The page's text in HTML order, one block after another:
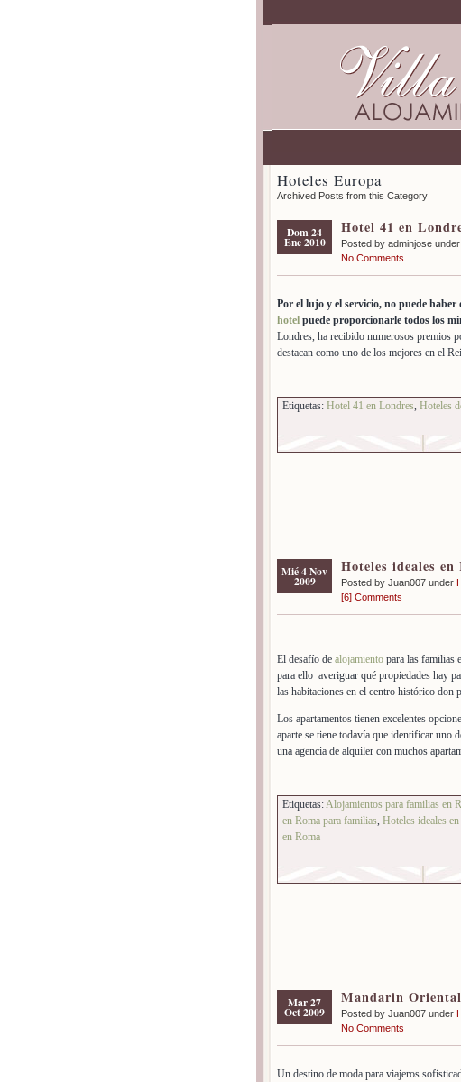
Hoteles Europa
Archived Posts from this Category
Dom 24
Ene 2010
Hotel 41 en
Posted by adminjose under
No Comments
Por el lujo y el servicio, no puede
hotel puede proporcionarle todos los
Londres, ha recibido numerosos premios
destacan como uno de los mejores en el
Etiquetas: Hotel 41 en Londres, Hoteles
Mié 4 Nov
2009
Hoteles ideales
Posted by Juan007 under
[6] Comments
El desafío de alojamiento para las familias
para ello averiguar qué propiedades hay
las habitaciones en el centro histórico don
Los apartamentos tienen excelentes
aparte se tiene todavía que identificar uno
una agencia de alquiler con muchos
Etiquetas:Alojamientos para familias en
en Roma para familias, Hoteles ideales
en Roma
Mar 27
Oct 2009
Mandarin
Posted by Juan007 under
No Comments
Un destino de moda para viajeros